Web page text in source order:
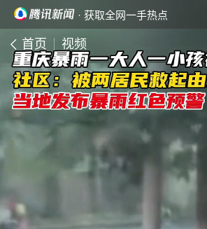
· 获取全网一手热点
首页 视频